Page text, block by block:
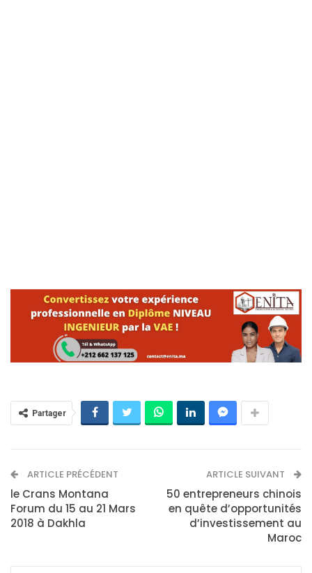
Partager
ARTICLE PRÉCÉDENT
le Crans Montana
Forum du 15 au 21 Mars
2018 à Dakhla
ARTICLE SUIVANT
50 entrepreneurs chinois
en quête d’opportunités
d’investissement au
Maroc